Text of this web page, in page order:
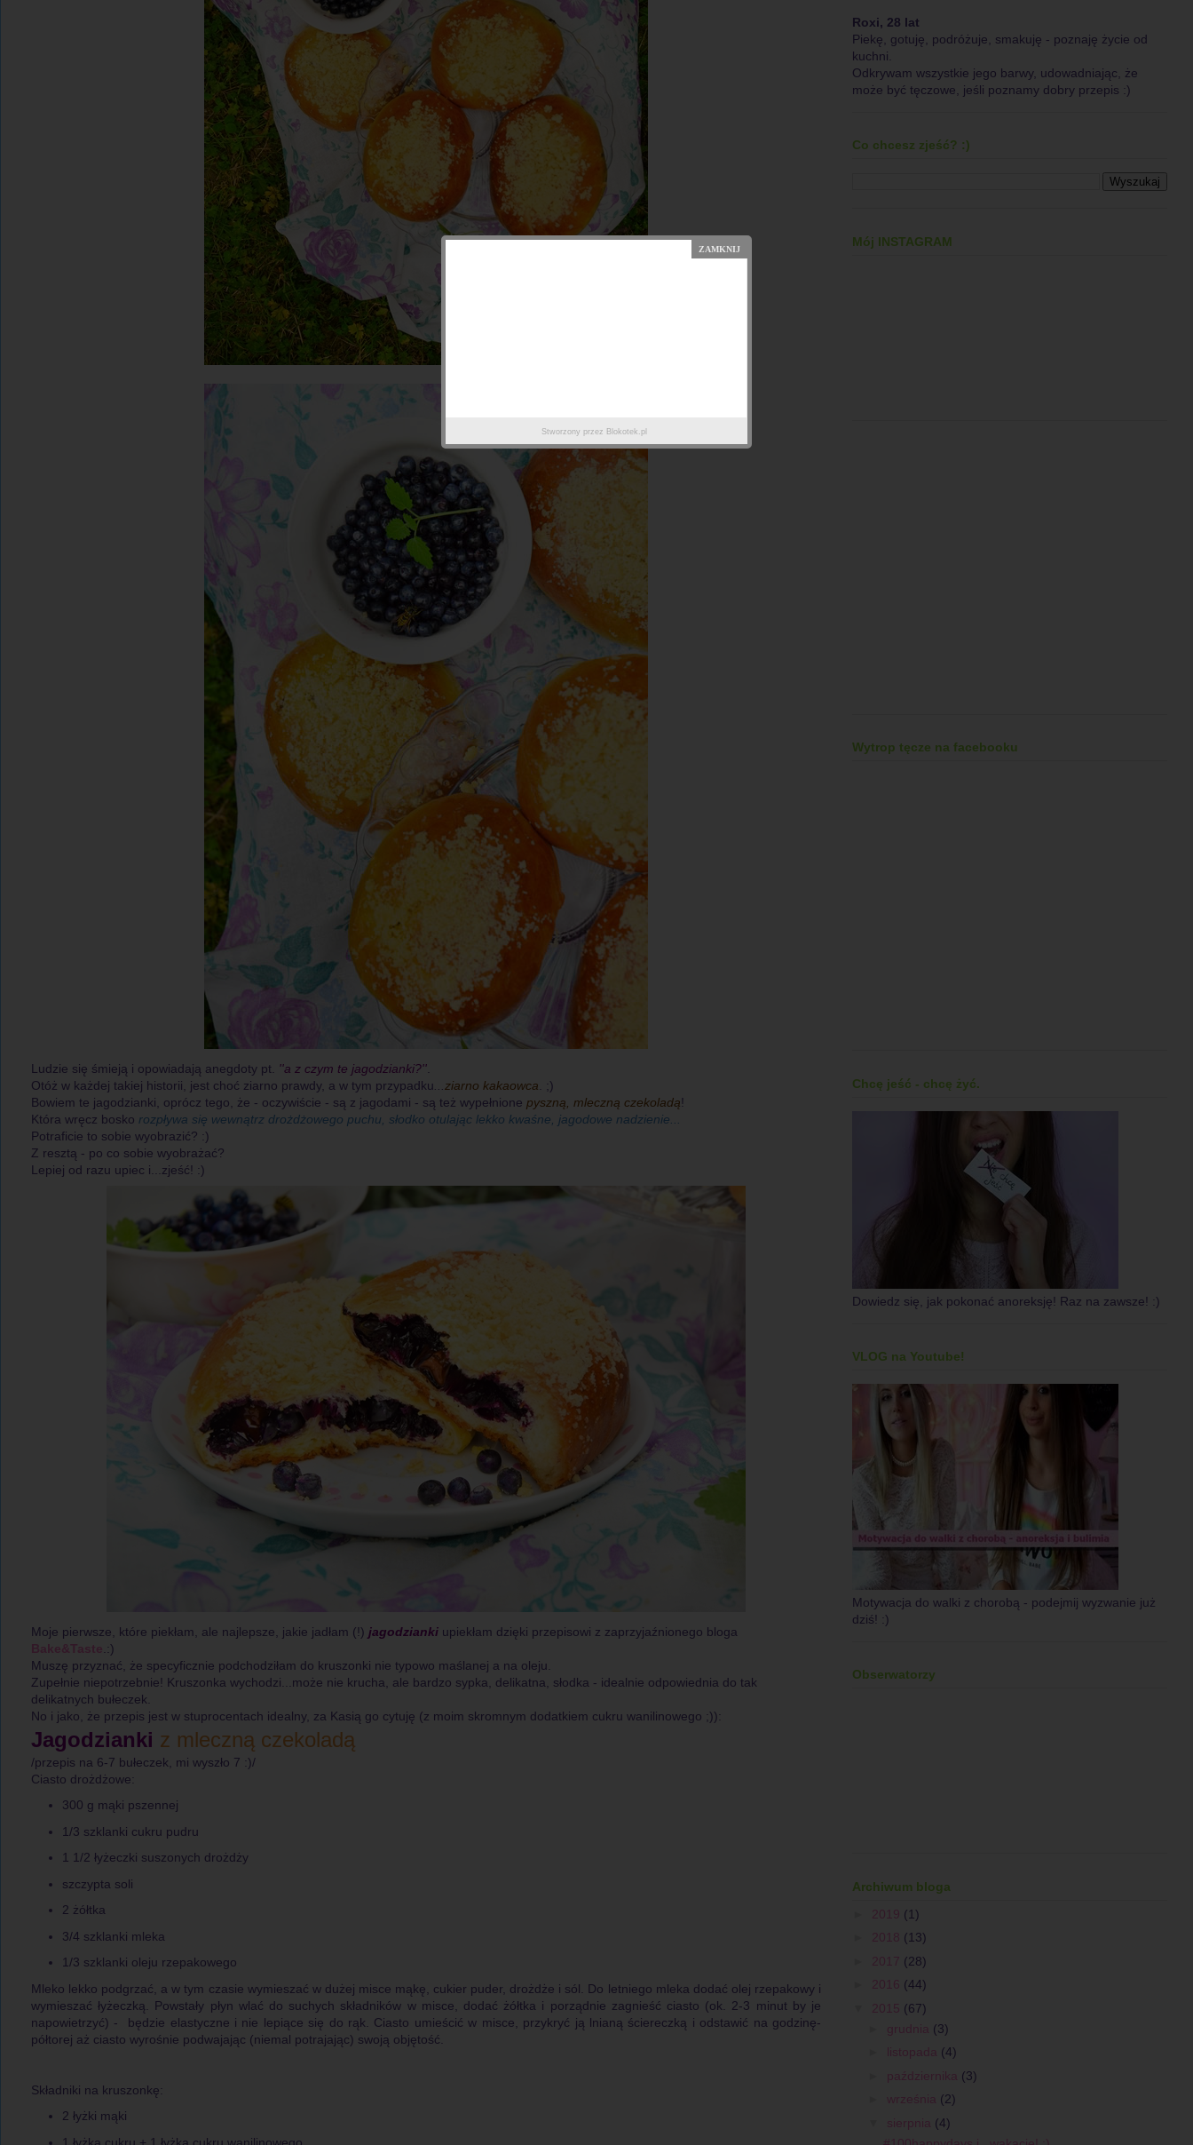
Ludzie się śmieją i opowiadają anegdoty pt. ''a z czym te jagodzianki?''
Otóż w każdej takiej historii, jest choć ziarno prawdy, a w tym przypadku
ziarno kakaowca . ;)
Bowiem te jagodzianki, oprócz tego, że - oczywiście - są z jagodami - są też wypełnione pyszną, mleczną czekoladą!
Która wręcz bosko rozpływa się wewnątrz drożdżowego puchu, słodko otulając lekko kwaśne, jagodowe nadzienie...
Potraficie to sobie wyobrazić? :)
Z resztą - po co sobie wyobrażać?
Lepiej od razu upiec i...zjeść! :)
Moje pierwsze, które piekłam, ale najlepsze, jakie jadłam (!) jagodzianki upiekłam dzięki przepisowi z zaprzyjaźnionego bloga
Bake&Taste .:)
Muszę przyznać, że specyficznie podchodziłam do kruszonki nie typowo maślanej a na oleju.
Zupełnie niepotrzebnie! Kruszonka wychodzi...może nie krucha, ale bardzo sypka, delikatna, słodka - idealnie odpowiednia do tak
delikatnych bułeczek.
No i jako, że przepis jest w stuprocentach idealny, za Kasią go cytuję (z moim skromnym dodatkiem cukru wanilinowego ;)):
Jagodzianki z mleczną czekoladą
/przepis na 6-7 bułeczek, mi wyszło 7 :)/
Ciasto drożdżowe:
300 g mąki pszennej
1/3 szklanki cukru pudru
1 1/2 łyżeczki suszonych drożdży
szczypta soli
2 żółtka
3/4 szklanki mleka
1/3 szklanki oleju rzepakowego
Mleko lekko podgrzać, a w tym czasie wymieszać w dużej misce mąkę, cukier puder, drożdże i sól. Do letniego mleka dodać olej rzepakowy i
wymieszać łyżeczką. Powstały płyn wlać do suchych składników w misce, dodać żółtka i porządnie zagnieść ciasto (ok. 2-3 minut by je
napowietrzyć) - będzie elastyczne i nie lepiące się do rąk. Ciasto umieścić w misce, przykryć ją lnianą ściereczką i odstawić na godzinę-
półtorej aż ciasto wyrośnie podwajając (niemal potrajając) swoją objętość.
Składniki na kruszonkę:
2 łyżki mąki
Stworzony przez Blokotek.pl
Roxi, 28 lat
Piekę, gotuję, podróżuje, smakuję - poznaję życie od
kuchni.
Odkrywam wszystkie jego barwy, udowadniając, że
może być tęczowe, jeśli poznamy dobry przepis :)
Co chcesz zjeść? :)
Mój INSTAGRAM
Wytrop tęcze na facebooku
Chcę jeść - chcę żyć.
Dowiedz się, jak pokonać anoreksję! Raz na zawsze! :)
VLOG na Youtube!
Motywacja do walki z chorobą - podejmij wyzwanie już
dziś! :)
Obserwatorzy
Archiwum bloga
2019 (1)
2018 (13)
2017 (28)
2016 (44)
2015 (67)
grudnia (3)
listopada (4)
października (3)
września (2)
sierpnia (4)